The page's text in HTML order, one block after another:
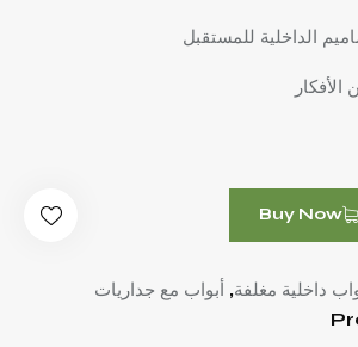
الداخلية للمستقبل
Buy Now
داخلية مغلفة, أبواب مع جداريات